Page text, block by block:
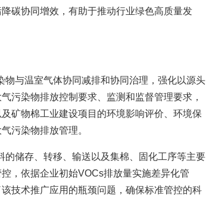
碳协同增效，有助于推动行业绿色高质量发
与温室气体协同减排和协同治理，强化以源头
污染物排放控制要求、监测和监督管理要求，
矿物棉工业建设项目的环境影响评价、环境保
污染物排放管理。
储存、转移、输送以及集棉、固化工序等主要
，依据企业初始VOCs排放量实施差异化管
技术推广应用的瓶颈问题，确保标准管控的科